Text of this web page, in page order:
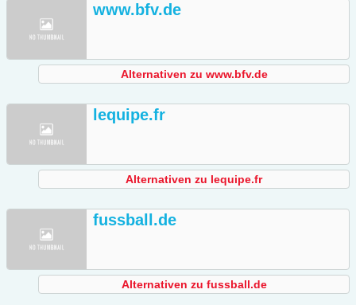
www.bfv.de
Alternativen zu www.bfv.de
lequipe.fr
Alternativen zu lequipe.fr
fussball.de
Alternativen zu fussball.de